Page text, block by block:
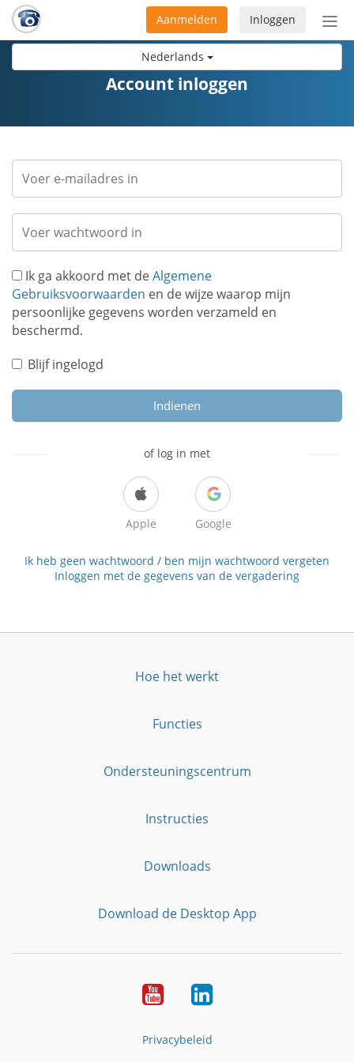
Nederlands
Inloggen
Aanmelden
Account inloggen
Ik ga akkoord met deAlgemene
Gebruiksvoorwaarden en de wijze waarop mijn
persoonlijke gegevens worden verzameld en
beschermd.
Blijf ingelogd
Indienen
of log in met
Apple Google
Ik heb geen wachtwoord / ben mijn wachtwoord vergeten
Inloggen met de gegevens van de vergadering
Hoe het werkt
Functies
Ondersteuningscentrum
Instructies
Downloads
Download de Desktop App
YouTubeLinkedIn
Privacybeleid